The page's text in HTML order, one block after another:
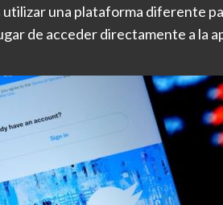
utilizar una plataforma diferente
de acceder directamente a la